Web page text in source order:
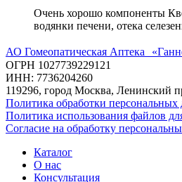
Очень хорошо компоненты
водянки печени, отека
АО Гомеопатическая Аптека
ОГРН 1027739229121
ИНН: 7736204260
119296, город Москва, Ленинский
Политика обработки
Политика использования файлов
Согласие на обработку
Каталог
О нас
Консультация